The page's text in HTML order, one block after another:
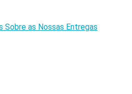
as Nossas Entregas